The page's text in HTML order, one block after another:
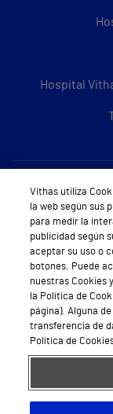
Hospital
Política
Vithas utiliza
la web según sus
para medir la
publicidad según
aceptar su uso o
botones. Puede
nuestras Cookies
la Política de
página). Alguna
transferencia de
Política de